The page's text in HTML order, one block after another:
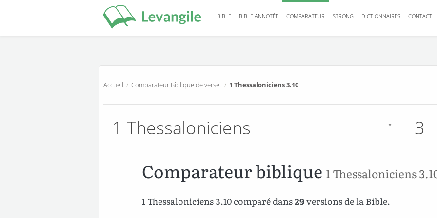
BIBLE BIBLE ANNOTÉE COMPARATEUR STRONG DICTIONNAIRES CONTACT
Accueil / Comparateur Biblique de verset / 1 Thessaloniciens 3.10
1 Thessaloniciens 3
Comparateur biblique 1 Thessaloniciens
1 Thessaloniciens 3.10 comparé dans29versions de la Bible.